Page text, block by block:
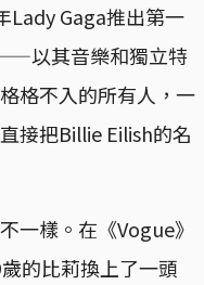
Lady Gaga推出第一
以其音樂和獨立特
格不入的所有人，一
接把Billie Eilish的名
一樣。在《Vogue》
歲的比莉換上了一頭